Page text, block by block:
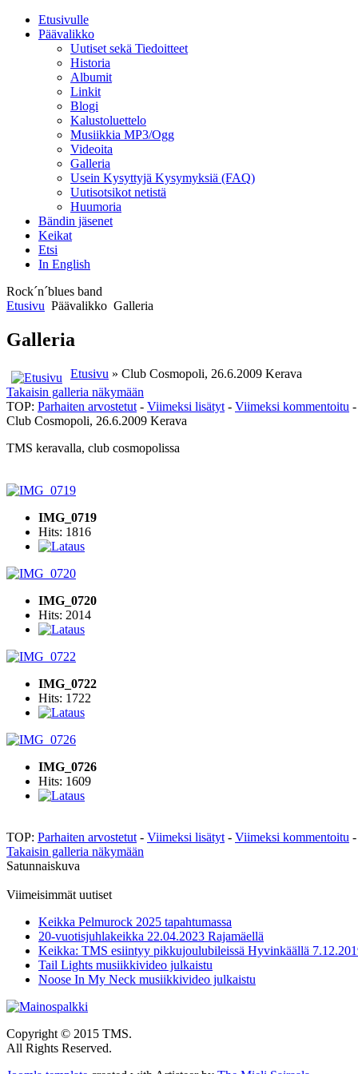
Etusivulle
Päävalikko
Uutiset sekä Tiedoitteet
Historia
Albumit
Linkit
Blogi
Kalustoluettelo
Musiikkia MP3/Ogg
Videoita
Galleria
Usein Kysyttyjä Kysymyksiä (FAQ)
Uutisotsikot netistä
Huumoria
Bändin jäsenet
Keikat
Etsi
In English
Rock´n´blues band
Etusivu Päävalikko Galleria
Galleria
Etusivu » Club Cosmopoli, 26.6.2009 Kerava
Takaisin galleria näkymään
TOP: Parhaiten arvostetut - Viimeksi lisätyt - Viimeksi kommentoitu
Club Cosmopoli, 26.6.2009 Kerava
TMS keravalla, club cosmopolissa
IMG_0719
Hits: 1816
IMG_0720
Hits: 2014
IMG_0722
Hits: 1722
IMG_0726
Hits: 1609
TOP: Parhaiten arvostetut - Viimeksi lisätyt - Viimeksi kommentoitu
Takaisin galleria näkymään
Satunnaiskuva
Viimeisimmät uutiset
Keikka Pelmurock 2025 tapahtumassa
20-vuotisjuhlakeikka 22.04.2023 Rajamäellä
Keikka: TMS esiintyy pikkujoulubileissä Hyvinkäällä
Tail Lights musiikkivideo julkaistu
Noose In My Neck musiikkivideo julkaistu
Copyright © 2015 TMS.
All Rights Reserved.